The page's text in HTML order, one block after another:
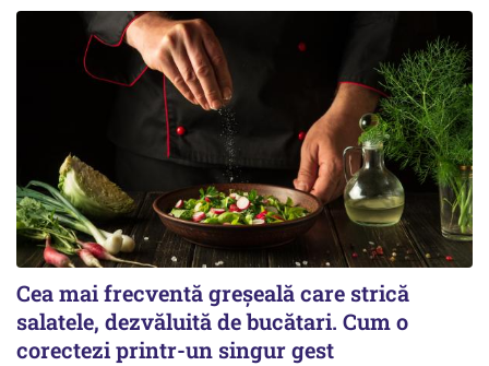
Cea mai frecventă greșeală care strică
salatele, dezvăluită de bucătari. Cum o
corectezi printr-un singur gest